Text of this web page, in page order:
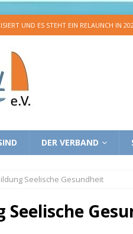
UND ES STEHT EIN RELAUNCH IN
DER VERBAND
Seelische Gesundheit
Seelische